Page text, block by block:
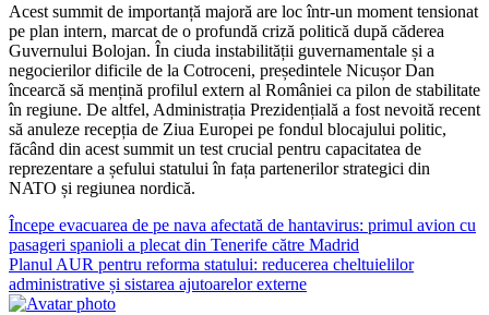
Acest summit de importanță majoră are loc într-un moment tensionat
pe plan intern, marcat de o profundă criză politică după căderea
Guvernului Bolojan. În ciuda instabilității guvernamentale și a
negocierilor dificile de la Cotroceni, președintele Nicușor Dan
încearcă să mențină profilul extern al României ca pilon de stabilitate
în regiune. De altfel, Administrația Prezidențială a fost nevoită recent
să anuleze recepția de Ziua Europei pe fondul blocajului politic,
făcând din acest summit un test crucial pentru capacitatea de
reprezentare a șefului statului în fața partenerilor strategici din
NATO și regiunea nordică.
Navigare
în
articole
Începe evacuarea de pe nava afectată de hantavirus: primul avion cu
pasageri spanioli a plecat din Tenerife către Madrid
Planul AUR pentru reforma statului: reducerea cheltuielilor
administrative și sistarea ajutoarelor externe